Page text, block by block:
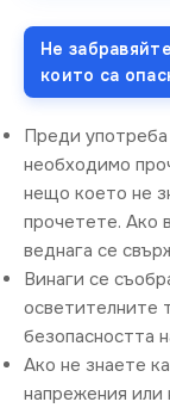
Не
които са
Преди
необходимо
нещо което не
прочетете. Ако
веднага се
Винаги се
осветителните
безопасността
Ако не знаете
напрежения или